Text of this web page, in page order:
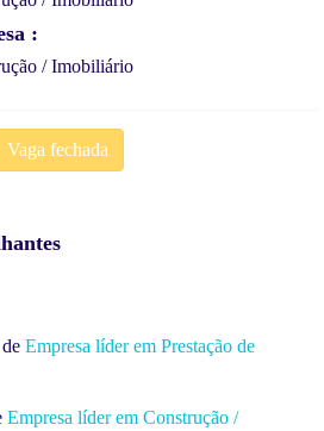
/ Imobiliário
Vaga fechada
de Empresa líder em Prestação de
Empresa líder em Construção /